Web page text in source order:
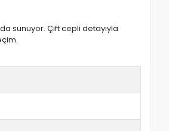
sunuyor. Çift cepli detayıyla